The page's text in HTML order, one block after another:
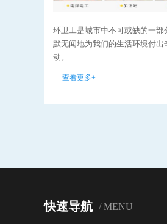
环卫工是城市中不可或缺的一部
默无闻地为我们的生活环境付出
动。···
查看更多+
快速导航 / MENU